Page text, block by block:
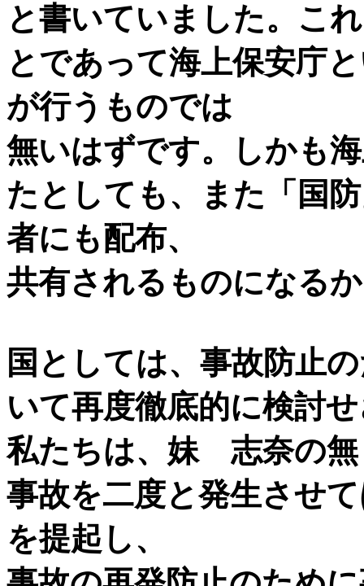
と書いていました。こ
とであって海上保安庁
が行うものでは
無いはずです。しかも
たとしても、また「国
者にも配布、
共有されるものになる
国としては、事故防止
いて再度徹底的に検討
私たちは、妹 志奈の無
事故を二度と発生させ
を提起し、